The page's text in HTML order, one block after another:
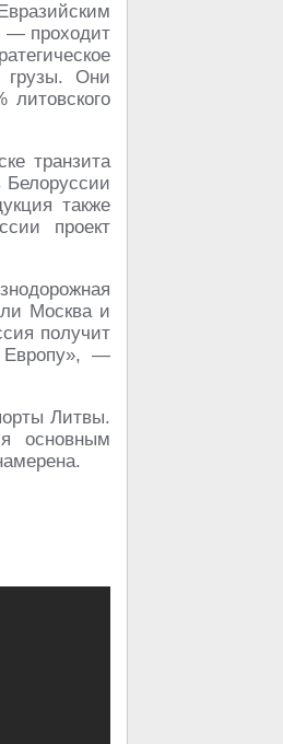
— проходит
грузы. Они
литовского
транзита
Белоруссии
также
проект
Москва и
получит
, —
Литвы.
основным